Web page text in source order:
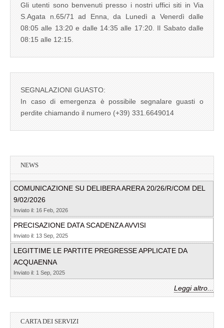
Gli utenti sono benvenuti presso i nostri uffici siti in Via
S.Agata n.65/71 ad Enna, da Lunedì a Venerdì dalle
08:05 alle 13:20 e dalle 14:35 alle 17:20. Il Sabato dalle
08:15 alle 12:15.
SEGNALAZIONI GUASTO:
In caso di emergenza è possibile segnalare guasti o
perdite chiamando il numero (+39) 331.6649014
NEWS
COMUNICAZIONE SU DELIBERA ARERA 20/26/R/COM DEL
9/02/2026
Inviato il: 16 Feb, 2026
PRECISAZIONE DATA SCADENZA AVVISI
Inviato il: 13 Sep, 2025
LEGITTIME LE PARTITE PREGRESSE APPLICATE DA
ACQUAENNA
Inviato il: 1 Sep, 2025
Leggi altro...
CARTA DEI SERVIZI